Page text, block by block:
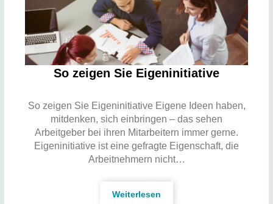
So zeigen Sie Eigeninitiative
So zeigen Sie Eigeninitiative Eigene Ideen haben,
mitdenken, sich einbringen – das sehen
Arbeitgeber bei ihren Mitarbeitern immer gerne.
Eigeninitiative ist eine gefragte Eigenschaft, die
Arbeitnehmern nicht…
Weiterlesen